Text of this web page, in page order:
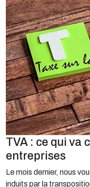
TVA : ce qui va
entreprises
Le mois dernier, nous
induits par la